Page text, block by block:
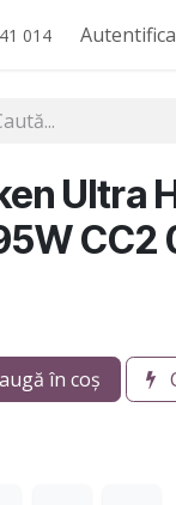
014
Ultra
CC2
în coș